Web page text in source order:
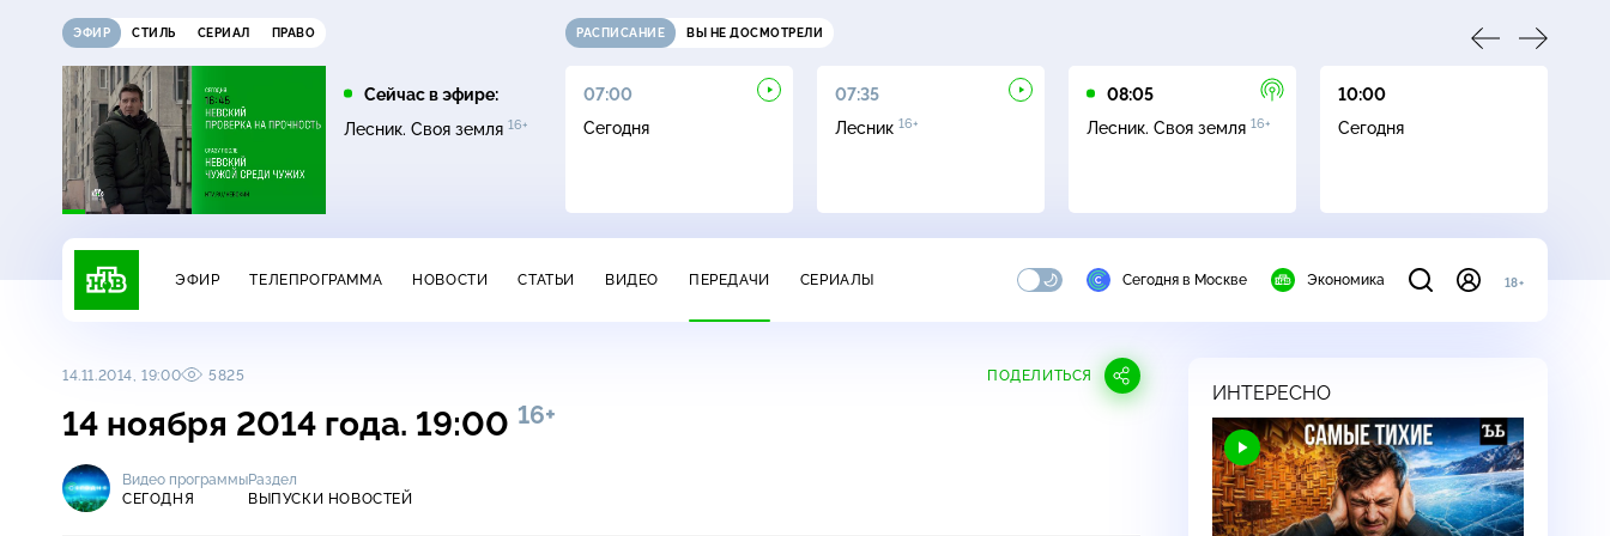
ЭФИР СТИЛЬ СЕРИАЛ ПРАВО
Сейчас в эфире:
Лесник. Своя земля 16+
РАСПИСАНИЕ ВЫ НЕ ДОСМОТРЕЛИ
05:00
Сегодня
05:25
Лесник16+
07:00
Сегодня
07:35
Лесник 16+
08:05
Лесник. Своя земля 16+
10:00
Сегодня
ЭФИР ТЕЛЕПРОГРАММА НОВОСТИ СТАТЬИ ВИДЕО ПЕРЕДАЧИ СЕРИАЛЫ Сегодня в Москве Экономика 18+
14.11.2014, 19:00 5825 ПОДЕЛИТЬСЯ
14 ноября 2014 года. 19:00 16+
Видео программы
СЕГОДНЯ
Раздел
ВЫПУСКИ НОВОСТЕЙ
ИНТЕРЕСНО